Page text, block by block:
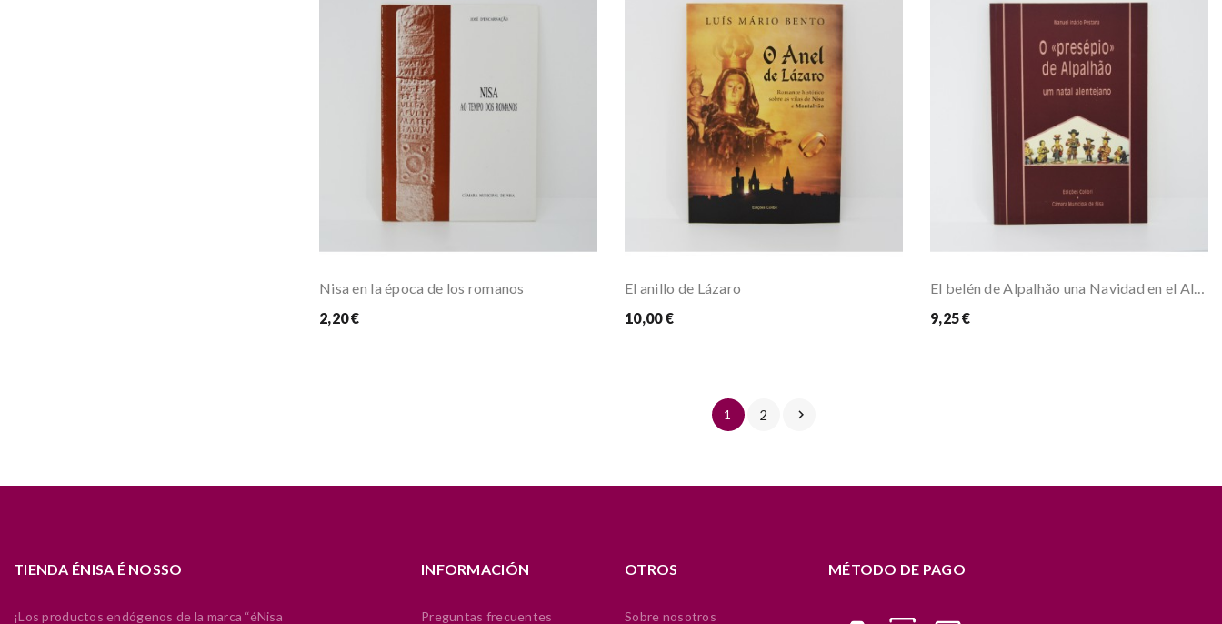
Nisa en la época de los romanos
2,20 €
El anillo de Lázaro
10,00 €
9,25 €
1 2 
TIENDA ÉNISA É NOSSO
¡Los productos endógenos de la marca “éNisa
INFORMACIÓN
Preguntas frecuentes
OTROS
Sobre nosotros
MÉTODO DE PAGO